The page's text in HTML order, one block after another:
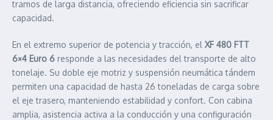
tramos de larga distancia, ofreciendo eficiencia sin sacrificar
capacidad.
En el extremo superior de potencia y tracción, el XF 480 FTT
6×4 Euro 6 responde a las necesidades del transporte de alto
tonelaje. Su doble eje motriz y suspensión neumática tándem
permiten una capacidad de hasta 26 toneladas de carga sobre
el eje trasero, manteniendo estabilidad y confort. Con cabina
amplia, asistencia activa a la conducción y una configuración